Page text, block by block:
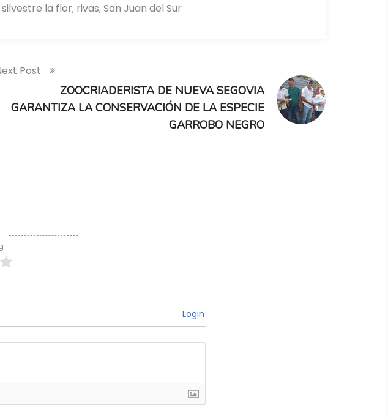
silvestre la flor, rivas, San Juan del Sur
Post
ZOOCRIADERISTA DE NUEVA SEGOVIA
GARANTIZA LA CONSERVACIÓN DE LA ESPECIE
GARROBO NEGRO
Login